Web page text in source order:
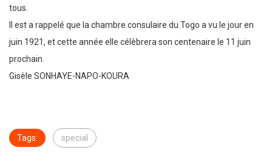
tous.
Il est a rappelé que la chambre consulaire du Togo a vu le jour en
juin 1921, et cette année elle célèbrera son centenaire le 11 juin
prochain.
Gisèle SONHAYE-NAPO-KOURA
Tags: special